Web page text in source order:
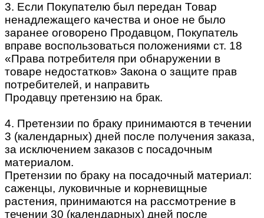
3. Если Покупателю был передан Товар
ненадлежащего качества и оное не было
заранее оговорено Продавцом, Покупатель
вправе воспользоваться положениями ст. 18
«Права потребителя при обнаружении в
товаре недостатков» Закона о защите прав
потребителей, и направить
Продавцу претензию на брак.
4. Претензии по браку принимаются в течении
3 (календарных) дней после получения заказа,
за исключением заказов с посадочным
материалом.
Претензии по браку на посадочный материал:
саженцы, луковичные и корневищные
растения, принимаются на рассмотрение в
течении 30 (календарных) дней после